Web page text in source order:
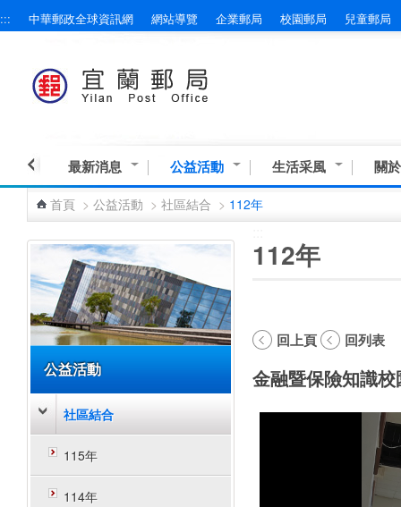
跳到主要內容區塊
::: 中華郵政全球資訊網 網站導覽 企業郵局 校園郵局 兒童郵局
最新消息 公益活動 生活采風 關
首頁 > 公益活動 > 社區結合 > 112年
公益活動
社區結合
115年
114年
112年
回上頁 回列表
金融暨保險知識